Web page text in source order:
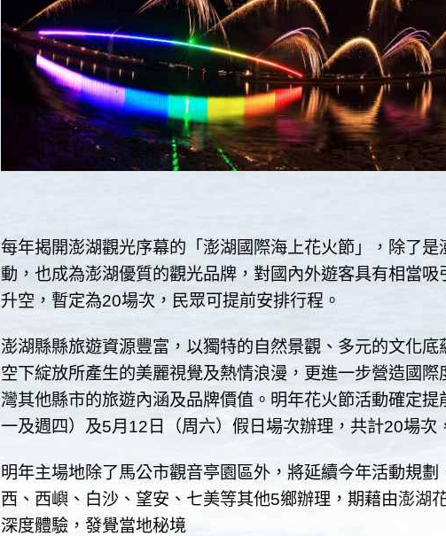
每年揭開澎湖觀光序幕的「澎湖國際海上花火節」，除了
動，也成為澎湖優質的觀光品牌，對國內外遊客具有相當
升空，暫定為20場次，民眾可提前安排行程。
澎湖縣縣旅遊資源豐富，以獨特的自然景觀、多元的文化
空下綻放所產生的美麗視覺及熱情浪漫，更進一步營造國
灣其他縣市的旅遊內涵及品牌價值。明年花火節活動確定
一及週四）及5月12日（周六）假日場次辦理，共計20場次
明年主場地除了馬公市觀音亭園區外，將延續今年活動規
西、西嶼、白沙、望安、七美等其他5鄉辦理，期藉由澎湖
深度體驗，發覺當地秘境